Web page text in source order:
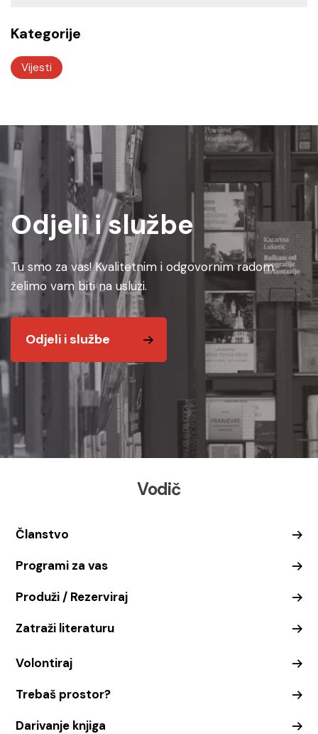
Kategorije
Vijesti
Odjeli i službe
Tu smo za vas! Kvalitetnim i odgovornim radom
želimo vam biti na usluzi.
Odjeli i službe
Vodič
Članstvo
Programi za vas
Produži / Rezerviraj
Zatraži literaturu
Volontiraj
Trebaš prostor?
Darivanje knjiga